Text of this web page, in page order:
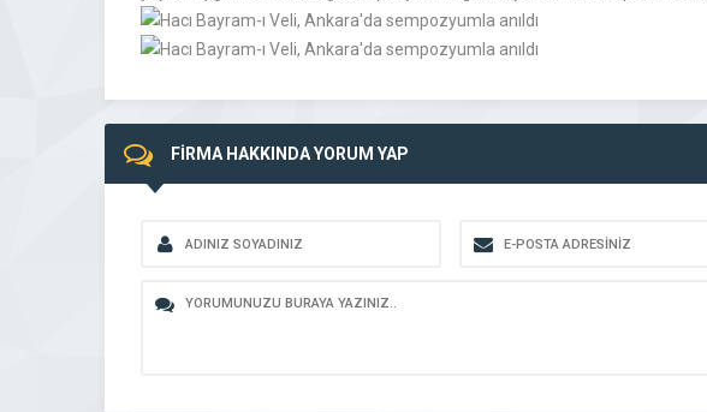
FİRMA HAKKINDA YORUM YAP